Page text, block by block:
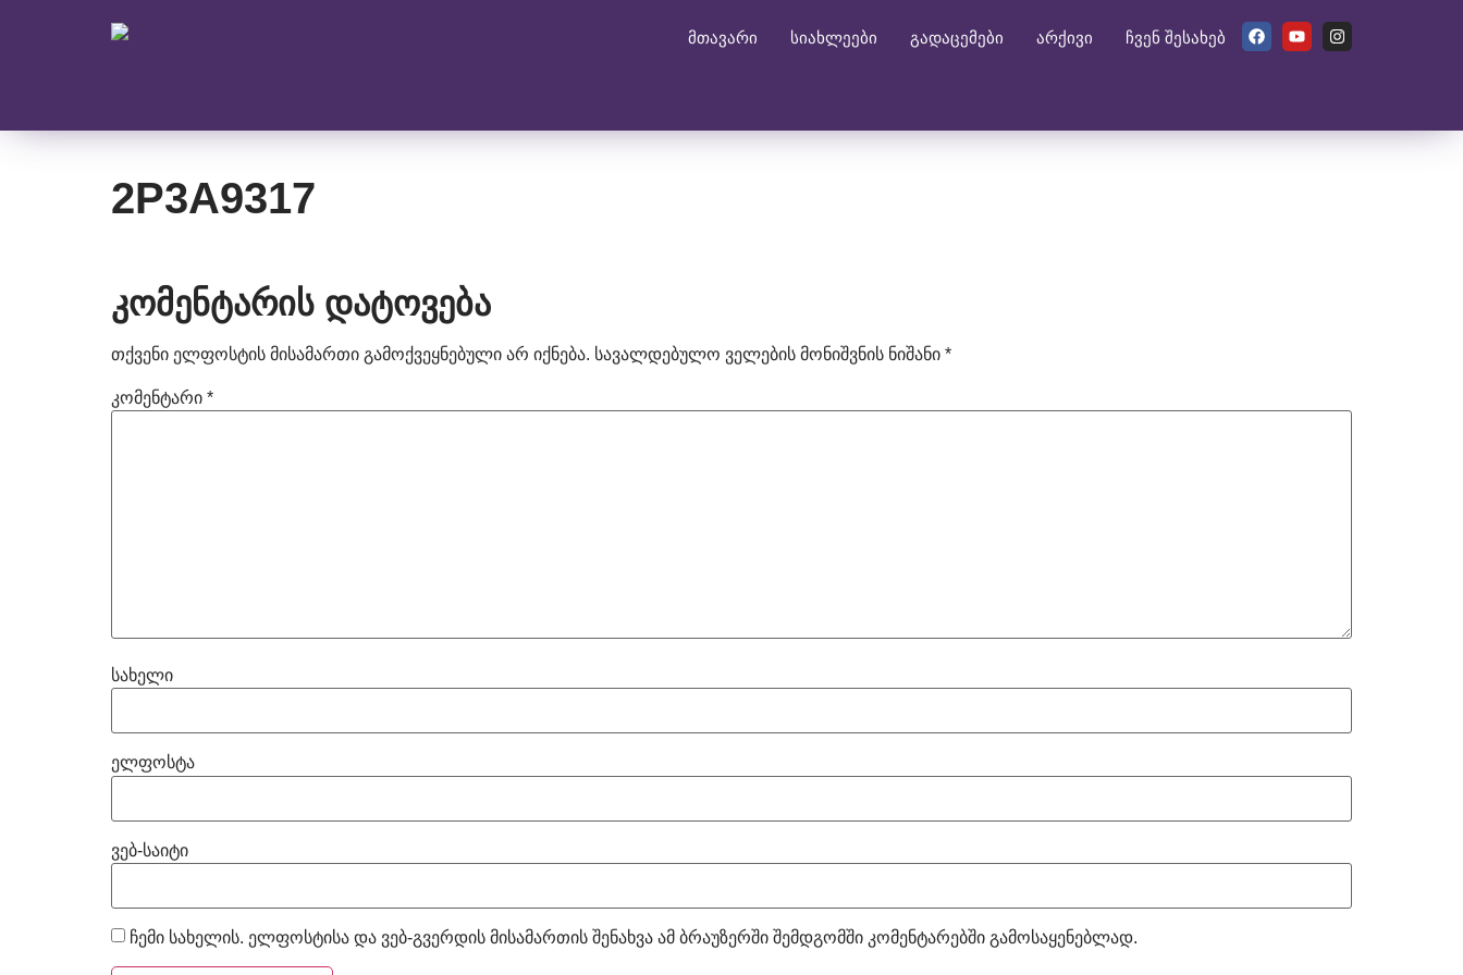
მთავარი სიახლეები გადაცემები არქივი ჩვენ შესახებ
2P3A9317
კომენტარის დატოვება
თქვენი ელფოსტის მისამართი გამოქვეყნებული არ იქნება. სავალდებულო ველების მონიშვნის ნიშანი *
კომენტარი *
სახელი
ელფოსტა
ვებ-საიტი
ჩემი სახელის. ელფოსტისა და ვებ-გვერდის მისამართის შენახვა ამ ბრაუზერში შემდგომში კომენტარებში გამოსაყენებლად.